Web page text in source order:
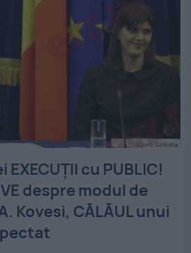
EXECUȚII cu PUBLIC!
despre modul de
Kovesi, CĂLĂUL unui